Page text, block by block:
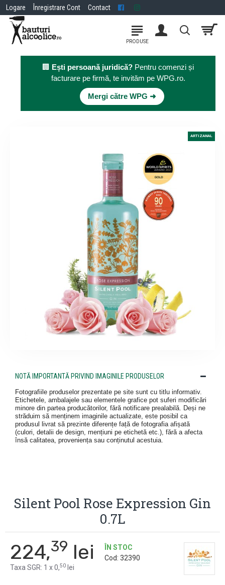
Logare Înregistrare Cont Contact
🏢 Ești persoană juridică? Pentru comenzi și
facturare pe firmă, te invităm pe WPG.ro.
Mergi către WPG ➜
ARTIZANAL
NOTĂ IMPORTANTĂ PRIVIND IMAGINILE PRODUSELOR
Fotografiile produselor prezentate pe site sunt cu titlu informativ.
Etichetele, ambalajele sau elementele grafice pot suferi modificări
minore din partea producătorilor, fără notificare prealabilă. Deși ne
străduim să menținem imaginile actualizate, este posibil ca
produsul livrat să prezinte diferențe față de fotografia afișată
(culori, detalii de design, mențiuni pe etichetă etc.), fără a afecta
însă calitatea, proveniența sau conținutul acestuia.
Silent Pool Rose Expression Gin
0.7L
224,39 lei
Taxa SGR: 1 x 0,50 lei
ÎN STOC
Cod: 32390